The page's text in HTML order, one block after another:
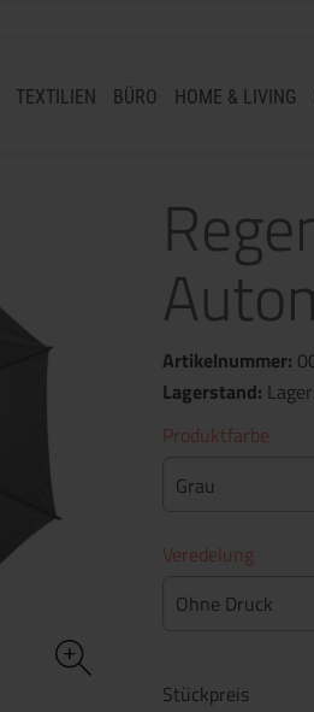
TEXTILIEN BÜRO HOME & LIVING
Artikelnummer:
Lagerstand:
Produktfarbe
Grau
Veredelung
Ohne Druck
Stückpreis